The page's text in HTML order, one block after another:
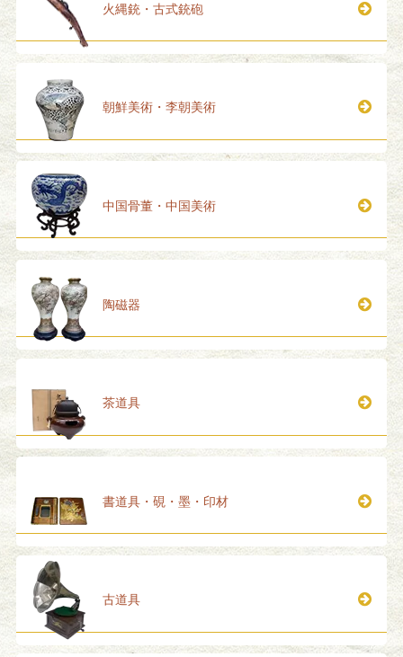
火縄銃・古式銃砲
朝鮮美術・李朝美術
中国骨董・中国美術
陶磁器
茶道具
書道具・硯・墨・印材
古道具